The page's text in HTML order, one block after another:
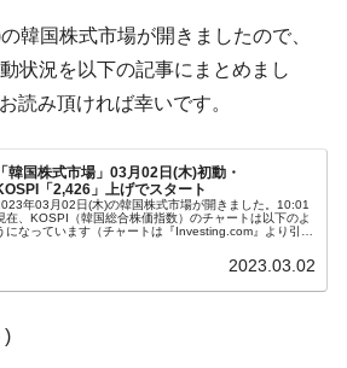
は人を雇用する効果は低い。全産業の
まない
2026年1Q 資金循環統計」面白い結果
学企業最大手『ロッテケミカル』純
格付け「ネガティブ」にダウン
式市場･暗黒の火曜日。サーキットブ
韓国株式市場が開きましたので、
状況を以下の記事にまとめまし
読み頂ければ幸いです。
「韓国株式市場」03月02日(木)初動・
「2,426」上げでスタート
年03月02日(木)の韓国株式市場が開きました。10:01
在、KOSPI（韓国総合株価指数）のチャートは以下のよ
になっています（チャートは『Investing.com』より引
2023.03.02
)